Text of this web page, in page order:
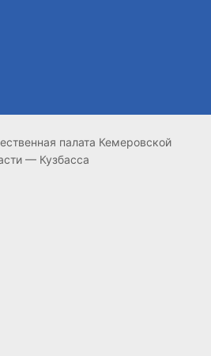
палата Кемеровской
— Кузбасса